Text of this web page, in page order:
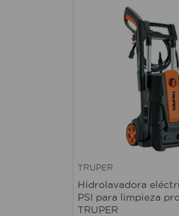
TRUPER
Hidrolavadora
PSI para limpieza
TRUPER